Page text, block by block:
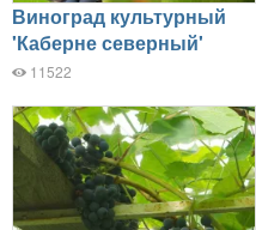
Виноград культурный
'Каберне северный'
11522